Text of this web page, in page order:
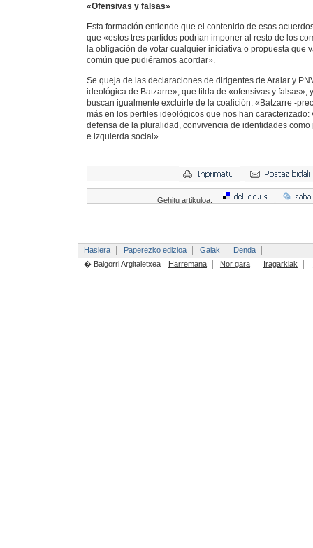
«Ofensivas y falsas»
Esta formación entiende que el contenido de esos
que «estos tres partidos podrían imponer al resto de los
la obligación de votar cualquier iniciativa o propuesta que
común que pudiéramos acordar».
Se queja de las declaraciones de dirigentes de Aralar y
ideológica de Batzarre», que tilda de «ofensivas y falsas»,
buscan igualmente excluirle de la coalición. «Batzarre -
más en los perfiles ideológicos que nos han caracterizado:
defensa de la pluralidad, convivencia de identidades
e izquierda social».
Gehitu artikuloa:
Hasiera Paperezko edizioa Gaiak
Denda
� Baigorri Argitaletxea
Harremana Nor gara Iragarkiak